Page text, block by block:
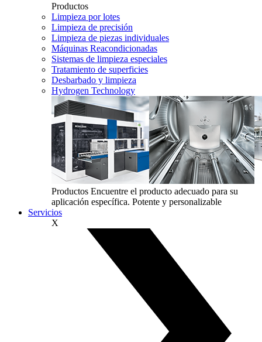
Productos
Limpieza por lotes
Limpieza de precisión
Limpieza de piezas individuales
Máquinas Reacondicionadas
Sistemas de limpieza especiales
Tratamiento de superficies
Desbarbado y limpieza
Hydrogen Technology
Productos Encuentre el producto adecuado para su
aplicación específica. Potente y personalizable
Servicios
X